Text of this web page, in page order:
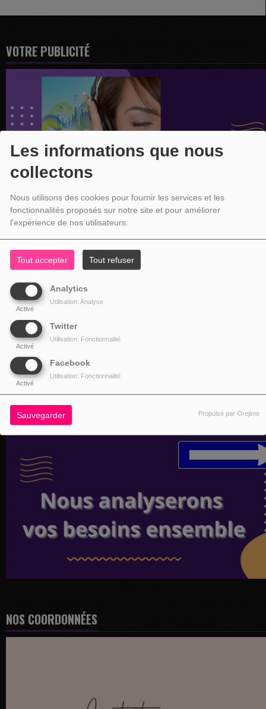
Les informations que nous
collectons
Nous utilisons des cookies pour fournir les services et les
fonctionnalités proposés sur notre site et pour améliorer
l'expérience de nos utilisateurs.
Tout accepter Tout refuser
Analytics
Activé
Utilisation: Analyse
Twitter
Activé
Utilisation: Fonctionnalité
Facebook
Activé
Utilisation: Fonctionnalité
Sauvegarder Propulsé par Orejime
VOTRE PUBLICITÉ
NOS COORDONNÉES